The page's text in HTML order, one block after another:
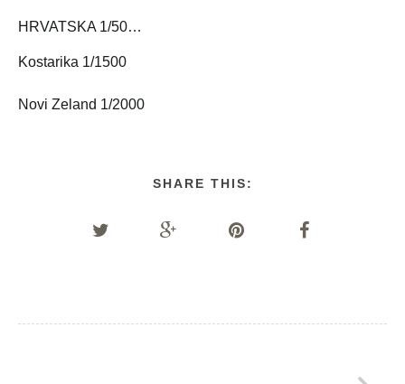
HRVATSKA 1/50…
Kostarika 1/1500
Novi Zeland 1/2000
SHARE THIS: